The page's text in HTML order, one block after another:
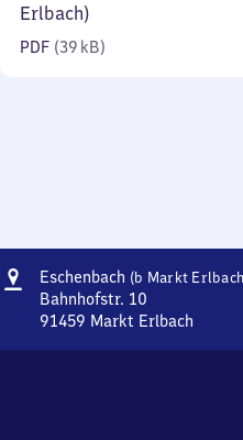
Erlbach)
PDF (39 kB)
Adresse
Eschenbach (b Markt
Bahnhofstr. 10
91459 Markt Erlbach